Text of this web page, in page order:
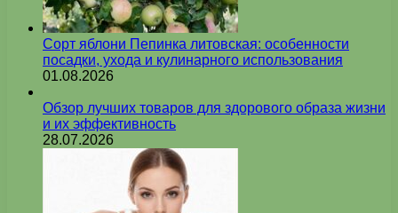
Сорт яблони Пепинка литовская: особенности
посадки, ухода и кулинарного использования
01.08.2026
Обзор лучших товаров для здорового образа жизни
и их эффективность
28.07.2026